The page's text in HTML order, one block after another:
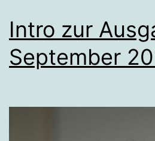
Intro zur
September